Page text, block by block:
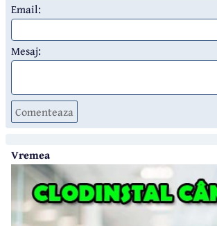
Email:
Mesaj:
Comenteaza
Vremea